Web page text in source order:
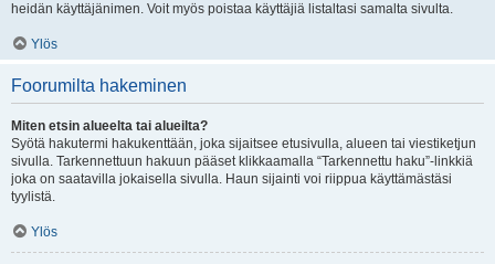
heidän käyttäjänimen. Voit myös poistaa käyttäjiä listaltasi samalta sivulta.
Ylös
Foorumilta hakeminen
Miten etsin alueelta tai alueilta?
Syötä hakutermi hakukenttään, joka sijaitsee etusivulla, alueen tai viestiketjun
sivulla. Tarkennettuun hakuun pääset klikkaamalla “Tarkennettu haku”-linkkiä
joka on saatavilla jokaisella sivulla. Haun sijainti voi riippua käyttämästäsi
tyylistä.
Ylös